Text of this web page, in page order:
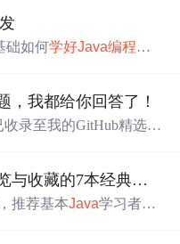
务器端），其模式代表
础如何学好Java编程？
历来是重中之重，不止
洞的代码以灵魂，让刻
，我都给你回答了！
者，大概学了四天，对Ja
天对着黑屏（DOS系
收藏的7本经典书籍
推荐基本Java学习者必